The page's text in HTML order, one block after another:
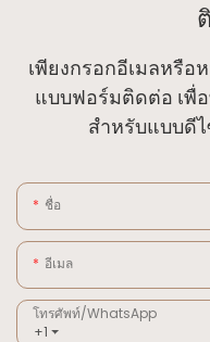
เพียงกรอกอีเมลหรื
แบบฟอร์มติดต่อ เพื่อ
สำหรับแบบดี
ชื่อ
อีเมล
+1
โทรศัพท์/WhatsApp